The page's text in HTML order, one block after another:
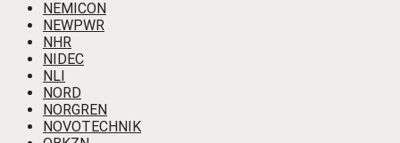
NEMICON
NEWPWR
NHR
NIDEC
NLI
NORD
NORGREN
NOVOTECHNIK